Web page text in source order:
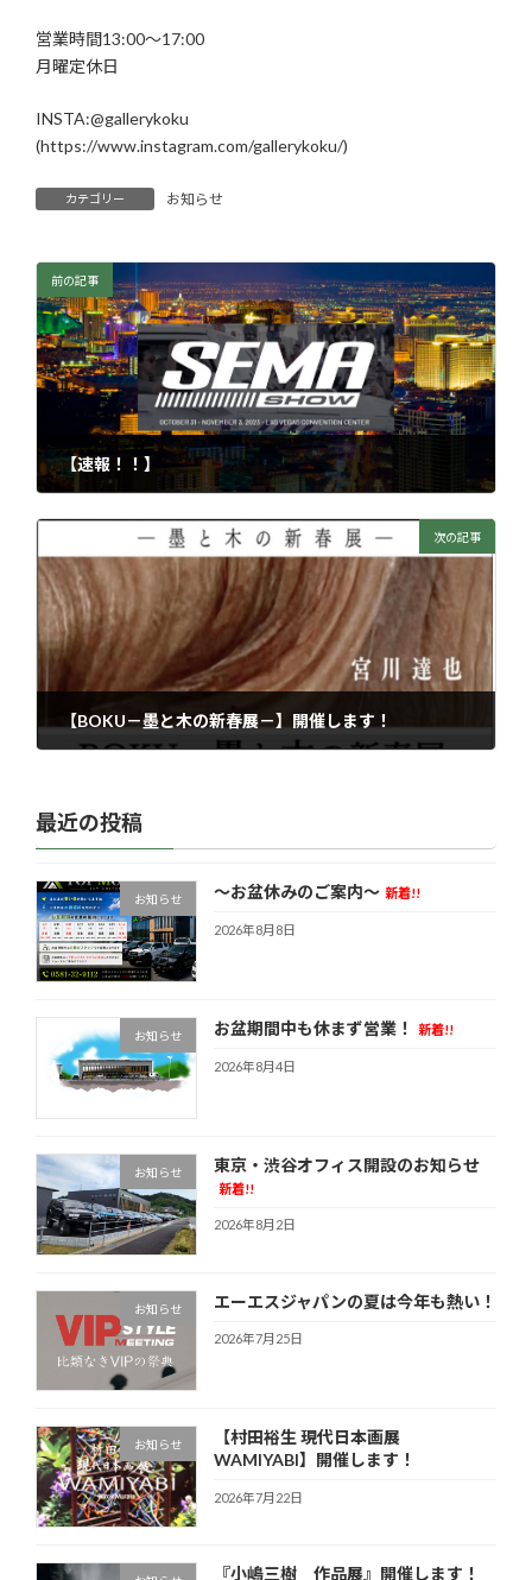
営業時間13:00～17:00
月曜定休日
INSTA:@gallerykoku
(https://www.instagram.com/gallerykoku/)
カテゴリー お知らせ
前の記事
【速報！！】
次の記事
【BOKU－墨と木の新春展－】開催します！
最近の投稿
お知らせ ～お盆休みのご案内～ 新着!!
2026年8月8日
お知らせ お盆期間中も休まず営業！ 新着!!
2026年8月4日
お知らせ 東京・渋谷オフィス開設のお知らせ
新着!!
2026年8月2日
お知らせ エーエスジャパンの夏は今年も熱い！
2026年7月25日
お知らせ
【村田裕生 現代日本画展
WAMIYABI】開催します！
2026年7月22日
『小嶋三樹 作品展』開催します！